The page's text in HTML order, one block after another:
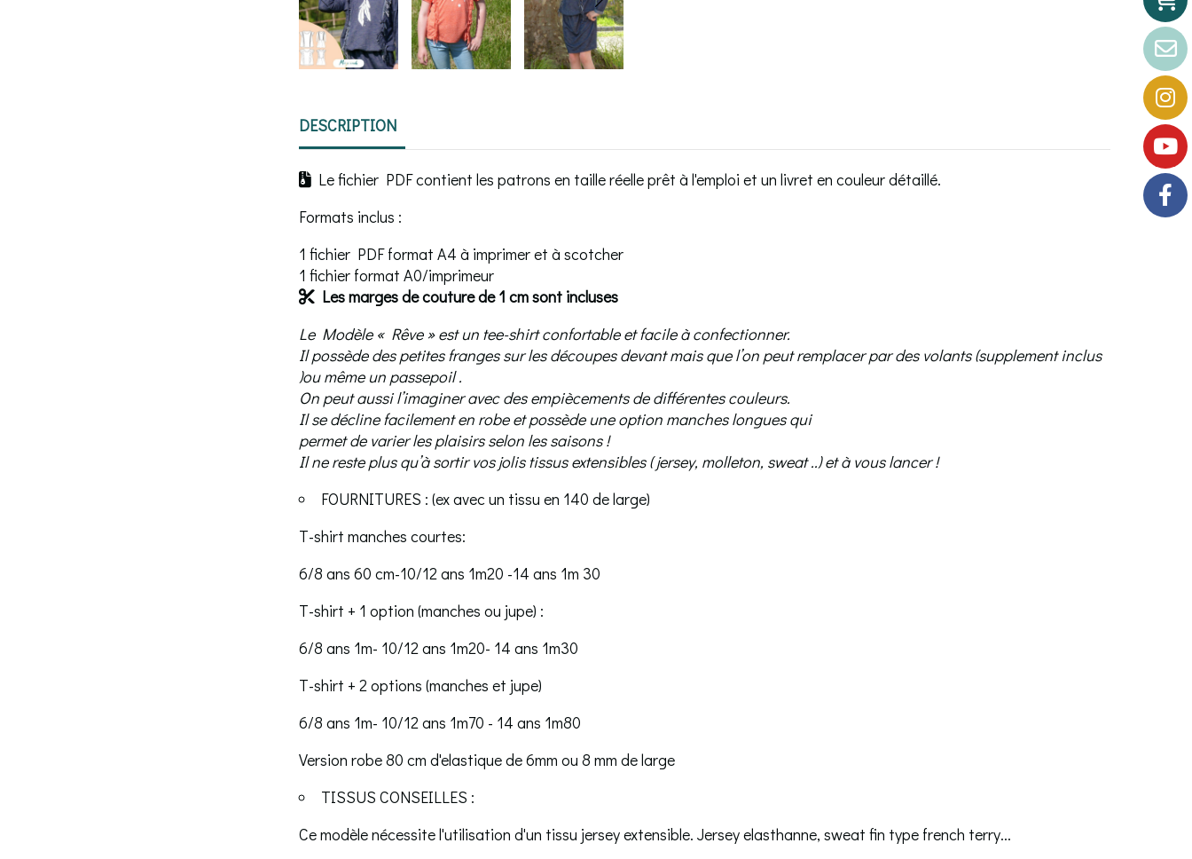
DESCRIPTION
 Le fichier PDF contient les patrons en taille réelle prêt à l'emploi et un livret en couleur détaillé.
Formats inclus :
1 fichier PDF format A4 à imprimer et à scotcher
1 fichier format A0/imprimeur
 Les marges de couture de 1 cm sont incluses
Le Modèle « Rêve » est un tee-shirt confortable et facile à confectionner.
Il possède des petites franges sur les découpes devant mais que l’on peut remplacer par des volants (supplement inclus
)ou même un passepoil .
On peut aussi l’imaginer avec des empiècements de différentes couleurs.
Il se décline facilement en robe et possède une option manches longues qui
permet de varier les plaisirs selon les saisons !
Il ne reste plus qu’à sortir vos jolis tissus extensibles ( jersey, molleton, sweat ..) et à vous lancer !
FOURNITURES : (ex avec un tissu en 140 de large)
T-shirt manches courtes:
6/8 ans 60 cm-10/12 ans 1m20 -14 ans 1m 30
T-shirt + 1 option (manches ou jupe) :
6/8 ans 1m- 10/12 ans 1m20- 14 ans 1m30
T-shirt + 2 options (manches et jupe)
6/8 ans 1m- 10/12 ans 1m70 - 14 ans 1m80
Version robe 80 cm d'elastique de 6mm ou 8 mm de large
TISSUS CONSEILLES :
Ce modèle nécessite l'utilisation d'un tissu jersey extensible. Jersey elasthanne, sweat fin type french terry...